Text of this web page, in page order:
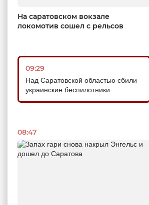
На саратовском вокзале
локомотив сошел с рельсов
09:29
Над Саратовской областью сбили
украинские беспилотники
08:47